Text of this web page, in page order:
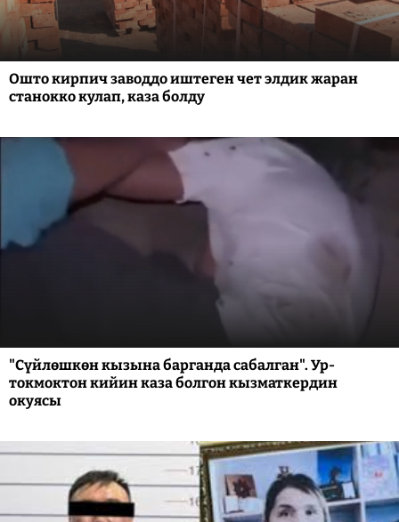
Ошто кирпич заводдо иштеген чет элдик жаран
станокко кулап, каза болду
"Сүйлөшкөн кызына барганда сабалган". Ур-
токмоктон кийин каза болгон кызматкердин
окуясы